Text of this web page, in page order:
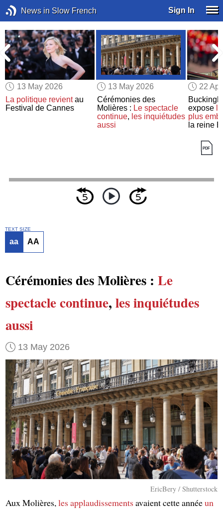
News in Slow French Sign In
13 May 2026
La politique revientau
Festival de Cannes
13 May 2026
Cérémonies des
Molières : Le spectacle
continue, les inquiétudes
aussi
22
expose
plus
la reine
TEXT SIZE
aa AA
Cérémonies des Molières : Le
spectacle continue, les inquiétudes
aussi
13 May 2026
EricBery / Shutterstock
Aux Molières,les applaudissementsavaient cette annéeun